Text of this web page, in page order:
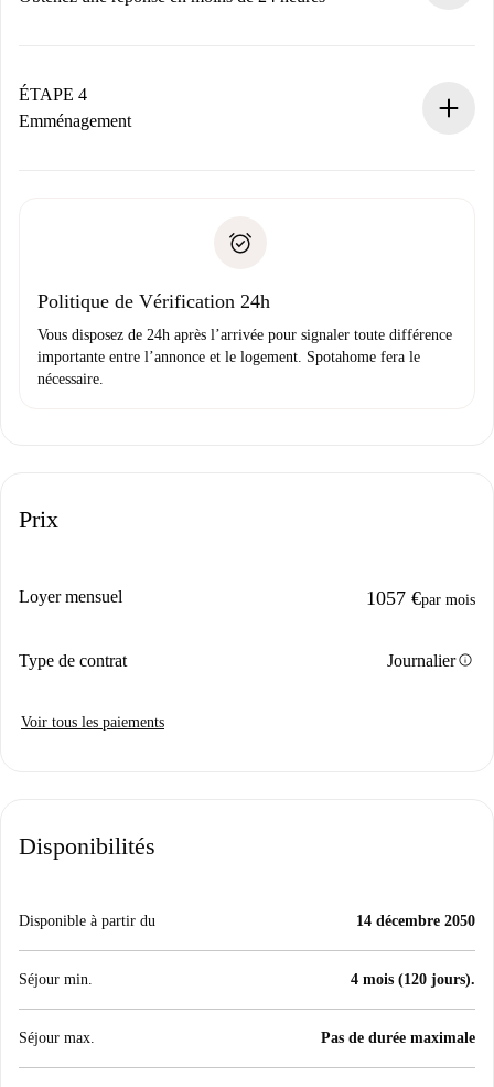
contact avec le propriétaire.
Si refusé : aucun prélèvement et nous vous proposerons
Justificatif de solvabilité
ÉTAPE 4
Emménagement
uniquement si aucun problème n'est signalé.
Politique de Vérification 24h
Vous disposez de 24h après l’arrivée pour signaler toute différence
importante entre l’annonce et le logement. Spotahome fera le
nécessaire.
Prix
Loyer mensuel 1057 €par mois
Type de contrat Journalierinfo
Voir tous les paiements
Disponibilités
Disponible à partir du 14 décembre 2050
Séjour min. 4 mois (120 jours).
Séjour max. Pas de durée maximale